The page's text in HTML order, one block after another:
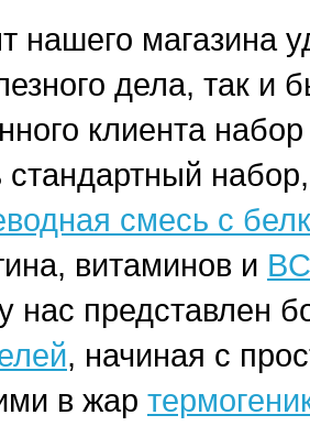
нашего магазина
дела, так и
клиента
стандартный
смесь с
витаминов и
нас представлен
, начиная с
в жар